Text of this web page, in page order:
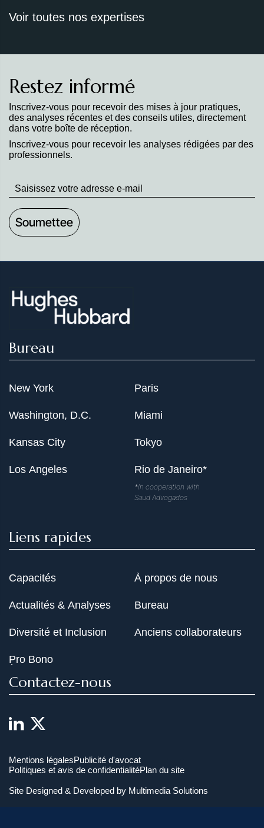
Voir toutes nos expertises
Restez informé
Inscrivez-vous pour recevoir des mises à jour pratiques,
des analyses récentes et des conseils utiles, directement
dans votre boîte de réception.
Inscrivez-vous pour recevoir les analyses rédigées par des
professionnels.
Stay
up
to
Date
Bureau
New York
Washington, D.C.
Kansas City
Los Angeles
Paris
Miami
Tokyo
Rio de Janeiro*
*In cooperation with
Saud Advogados
Liens rapides
Capacités
Actualités & Analyses
Diversité et Inclusion
Pro Bono
À propos de nous
Bureau
Anciens collaborateurs
Contactez-nous
Mentions légalesPublicité d'avocat
Politiques et avis de confidentialitéPlan du site
Site Designed & Developed by Multimedia Solutions